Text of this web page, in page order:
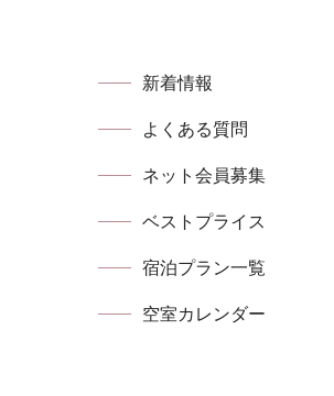
新着情報
よくある質問
ネット会員募集
ベストプライス
宿泊プラン⼀覧
空室カレンダー